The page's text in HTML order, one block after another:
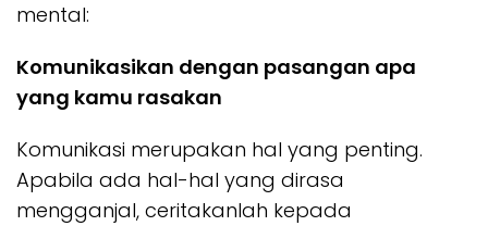
mental:
Komunikasikan dengan pasangan apa
yang kamu rasakan
Komunikasi merupakan hal yang penting.
Apabila ada hal-hal yang dirasa
mengganjal, ceritakanlah kepada